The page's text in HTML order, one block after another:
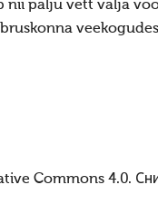
nii palju vett välja
Commons 4.0.